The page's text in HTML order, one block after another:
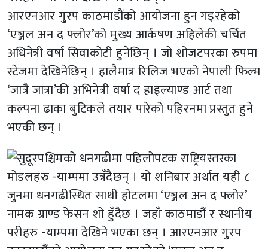
आरएनआर गु्रप काठमाडौंको आयोजना हुन गइरहेको
‘एञ्जल अन द फ्लोर’को मुख्य आर्कषण अहिलेकी चर्चित
अधिनेत्री वर्षा सिवाकोटी हुनेछिन् । जो शोजटपरका रुपमा
स्टेजमा देखिनेछिन् । हालैमात्र रिलिज भएको नेपाली फिल्म
‘जात्रै जात्रा’की अभिनेत्री वर्षा द हाइल्याण्ड आर्ट तथा
कल्पना ढाका बुटिकले तयार पारेको पहिरनमा प्रस्तुत हुने
भएकी छन् ।